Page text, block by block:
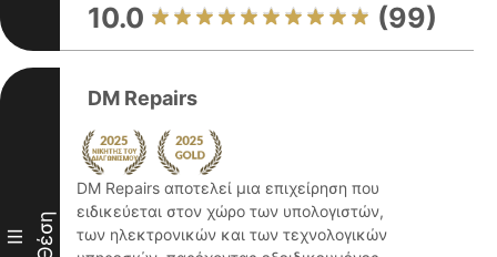
10.0 (99)
III Θέση
DM Repairs
DM Repairs αποτελεί μια επιχείρηση που
ειδικεύεται στον χώρο των υπολογιστών,
των ηλεκτρονικών και των τεχνολογικών